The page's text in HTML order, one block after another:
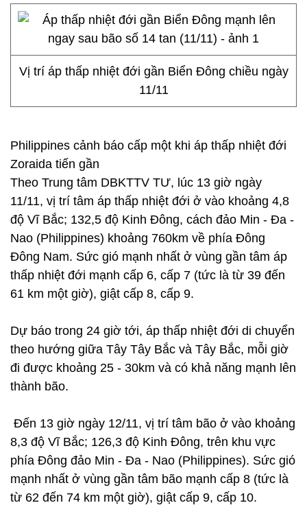
Vị trí áp thấp nhiệt đới gần Biển Đông chiều ngày
11/11
Philippines cảnh báo cấp một khi áp thấp nhiệt đới
Zoraida tiến gần
Theo Trung tâm DBKTTV TƯ, lúc 13 giờ ngày
11/11, vị trí tâm áp thấp nhiệt đới ở vào khoảng 4,8
độ Vĩ Bắc; 132,5 độ Kinh Đông, cách đảo Min - Đa -
Nao (Philippines) khoảng 760km về phía Đông
Đông Nam. Sức gió mạnh nhất ở vùng gần tâm áp
thấp nhiệt đới mạnh cấp 6, cấp 7 (tức là từ 39 đến
61 km một giờ), giật cấp 8, cấp 9.
Dự báo trong 24 giờ tới, áp thấp nhiệt đới di chuyển
theo hướng giữa Tây Tây Bắc và Tây Bắc, mỗi giờ
đi được khoảng 25 - 30km và có khả năng mạnh lên
thành bão.
Đến 13 giờ ngày 12/11, vị trí tâm bão ở vào khoảng
8,3 độ Vĩ Bắc; 126,3 độ Kinh Đông, trên khu vực
phía Đông đảo Min - Đa - Nao (Philippines). Sức gió
mạnh nhất ở vùng gần tâm bão mạnh cấp 8 (tức là
từ 62 đến 74 km một giờ), giật cấp 9, cấp 10.